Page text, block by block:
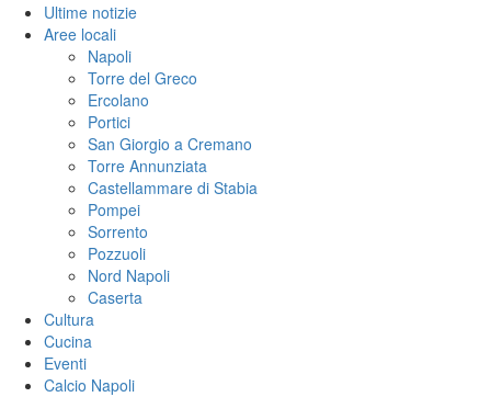
Ultime notizie
Aree locali
Napoli
Torre del Greco
Ercolano
Portici
San Giorgio a Cremano
Torre Annunziata
Castellammare di Stabia
Pompei
Sorrento
Pozzuoli
Nord Napoli
Caserta
Cultura
Cucina
Eventi
Calcio Napoli